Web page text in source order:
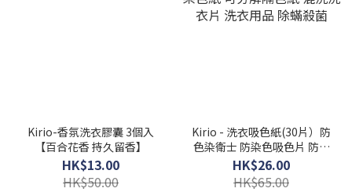
Kirio-香氛洗衣膠囊 3個入
【百合花香 持久留香】
HK$13.00
HK$50.00
Kirio - 洗衣吸色紙(30片）防
色染衛士 防染色吸色片 防染
色紙 可分解隔色紙 混洗洗衣
片 洗衣用品 除蟎殺菌
HK$26.00
HK$65.00